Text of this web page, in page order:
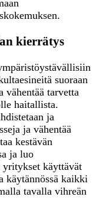
kierrätys
suoraan
vähentää tarvetta
haitallista.
ja
ja vähentää
kestävän
ja luo
yritykset käyttävät
käytännössä kaikki
tavalla vihreän